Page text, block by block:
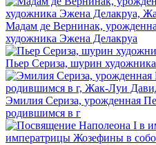
Мадам де Вернинак,
художника Эжена Делакруа
Пьер Сериза, шурин художника
Эмилия Сериза, урожденная
родившимся в г